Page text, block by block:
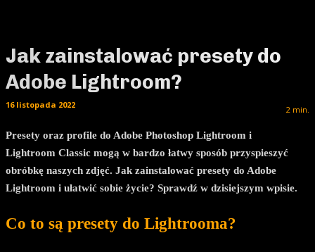
Jak zainstalować presety do
Adobe Lightroom?
2 min.
16 listopada 2022
Presety oraz profile do Adobe Photoshop Lightroom i
Lightroom Classic mogą w bardzo łatwy sposób przyspieszyć
obróbkę naszych zdjęć. Jak zainstalować presety do Adobe
Lightroom i ułatwić sobie życie? Sprawdź w dzisiejszym wpisie.
Co to są presety do Lightrooma?